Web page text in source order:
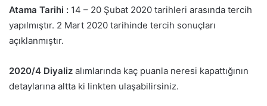
Atama Tarihi : 14 – 20 Şubat 2020 tarihleri arasında tercih
yapılmıştır. 2 Mart 2020 tarihinde tercih sonuçları
açıklanmıştır.
2020/4 Diyaliz alımlarında kaç puanla neresi kapattığının
detaylarına altta ki linkten ulaşabilirsiniz.